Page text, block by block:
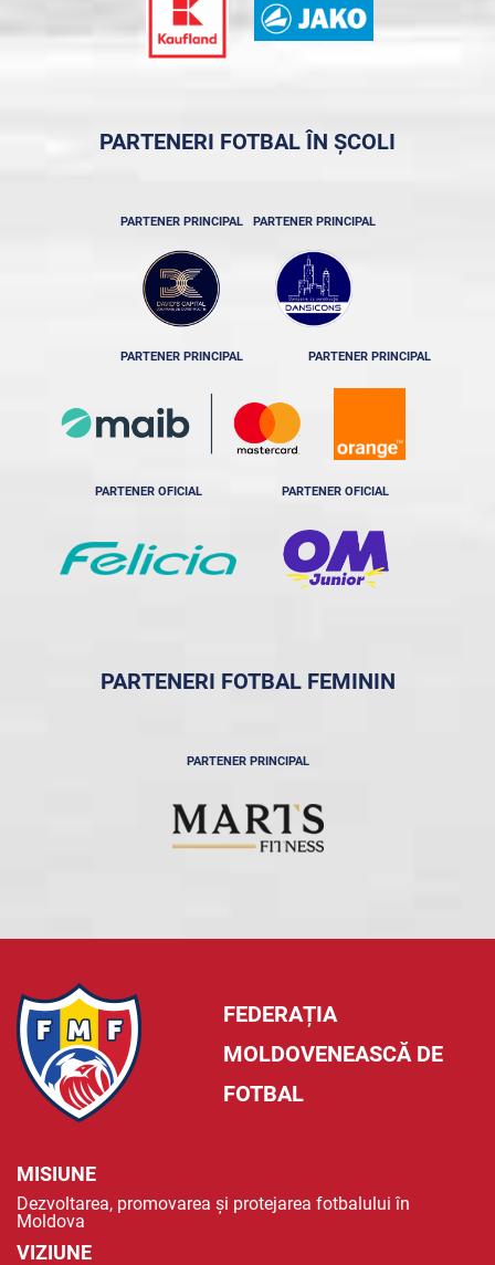
PARTENERI FOTBAL ÎN ȘCOLI
PARTENER PRINCIPAL PARTENER PRINCIPAL
PARTENER PRINCIPAL PARTENER PRINCIPAL
PARTENER OFICIAL PARTENER OFICIAL
PARTENERI FOTBAL FEMININ
PARTENER PRINCIPAL
FEDERAȚIA
MOLDOVENEASCĂ DE
FOTBAL
MISIUNE
Dezvoltarea, promovarea și protejarea fotbalului în
Moldova
VIZIUNE